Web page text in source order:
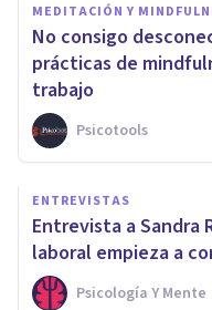
MEDITACIÓN Y
No consigo
prácticas de
trabajo
Psicotools
ENTREVISTAS
Entrevista a Sandra
laboral empieza a
Psicología Y Mente